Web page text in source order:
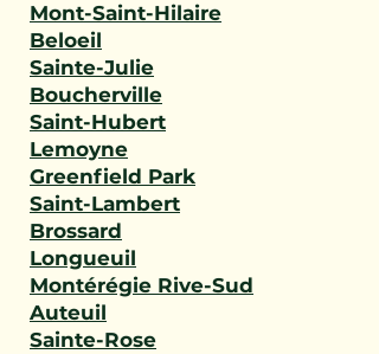
Mont-Saint-Hilaire
Beloeil
Sainte-Julie
Boucherville
Saint-Hubert
Lemoyne
Greenfield Park
Saint-Lambert
Brossard
Longueuil
Montérégie Rive-Sud
Auteuil
Sainte-Rose